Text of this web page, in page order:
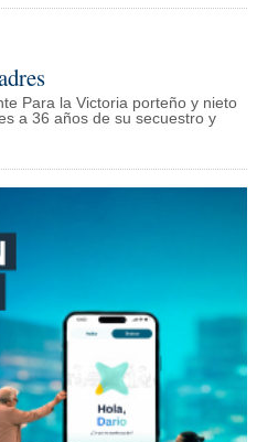
Para la Victoria porteño y nieto
a 36 años de su secuestro y